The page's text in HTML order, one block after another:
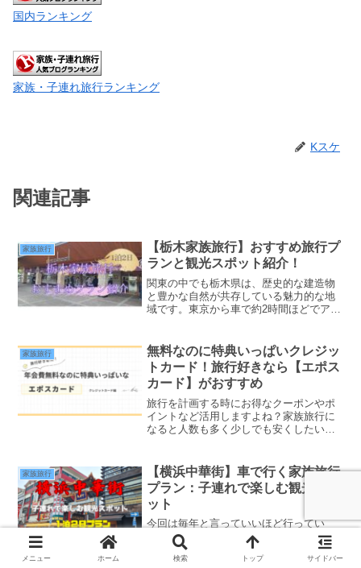
国内ランキング
家族・子連れ旅行ランキング
Kスケ
関連記事
家族旅行
【栃木家族旅行】おすすめ旅行プ
ランと観光スポット紹介！
関東の中でも栃木県は、歴史的な建造物
と豊かな自然が共存している魅力的な地
域です。東京から車で約2時間ほどでアク
「大谷資料館」で地下の歴史と神秘を味
わい、宇都宮餃子を堪能...
家族旅行
無料なのに特典いっぱいクレジッ
トカード！旅行好きなら【エポス
カード】がおすすめ
旅行を計画する時にお得なクーポンやポ
イントなど活用しますよね？家族旅行に
なると人数も多く少しでも安くしたいと
はご存知でしたか？年会費永年無料なの
に全国10,000店舗で...
家族旅行
【横浜中華街】車で行く家族旅行
プラン：子連れで楽しむ観光スポ
ット
今回は毎年と言っていいほど行ってい
る、家族みんなが大好きな横浜中華街に
行ってきました。ホテルから各店舗まで
紹介しますので旅行プランの参考にして
メニュー ホーム 検索 トップ サイドバー